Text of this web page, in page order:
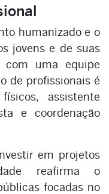
humanizado e o
jovens e de suas
com uma equipe
de profissionais é
assistente
e coordenação
em projetos
reafirma o
focadas no